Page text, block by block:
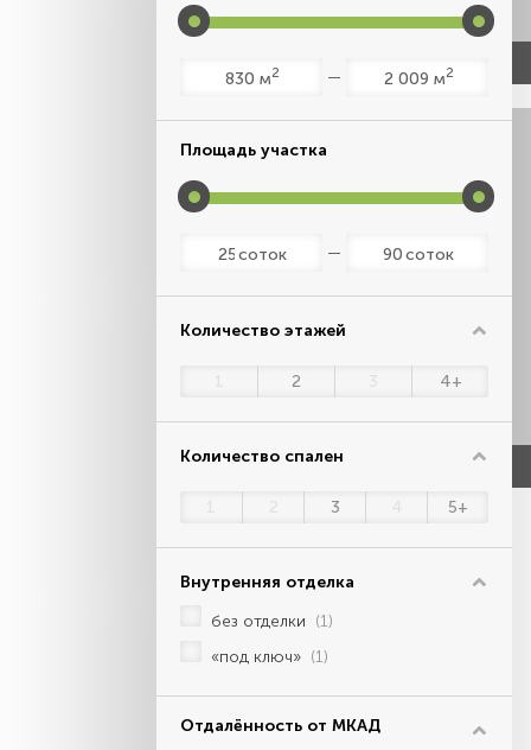
м2 м2
Площадь участка
соток соток
Количество этажей
2 4+
Количество спален
3 5+
Внутренняя отделка
без отделки (1)
«под ключ» (1)
Отдалённость от МКАД